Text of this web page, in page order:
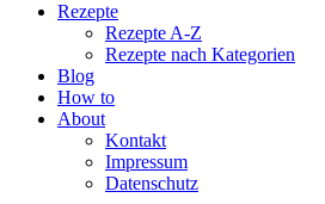
Rezepte
Rezepte A-Z
Rezepte nach Kategorien
Blog
How to
About
Kontakt
Impressum
Datenschutz